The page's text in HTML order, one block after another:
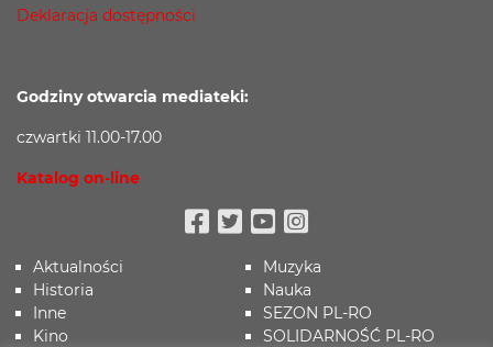
Deklaracja dostępności
Godziny otwarcia mediateki:
czwartki 11.00-17.00
Katalog on-line
Facebook
Twitter
Youtube
Instagram
Aktualności
Historia
Inne
Kino
Muzyka
Nauka
SEZON PL-RO
SOLIDARNOŚĆ PL-RO